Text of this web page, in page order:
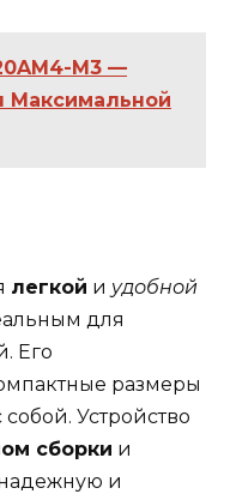
M3 —
Максимальной
легкой и удобной
для
Его
размеры
Устройство
сборки и
и